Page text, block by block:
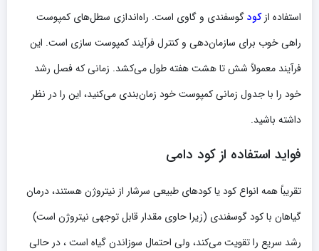
استفاده ازکودگوسفندی و گاوی است. راه‌اندازی سطل‌های کمپوست
راهی خوب برای سازمان‌دهی و کنترل فرآیند کمپوست سازی است. این
فرآیند معمولاً شش تا هشت هفته طول می‌کشد. زمانی که فصل رشد
خود را با جدول زمانی کمپوست خود زمان‌بندی می‌کنید، این را در نظر
داشته باشید.
فواید استفاده از کود دامی
تقریباً همه انواع کود یا کودهای طبیعی سرشار از نیتروژن هستند، درمان
گیاهان با کود گوسفندی (زیرا حاوی مقدار قابل‌ توجهی نیتروژن است)
رشد سریع را تقویت می‌کند، ولی احتمال سوزاندن گیاه است ، در حالی‌